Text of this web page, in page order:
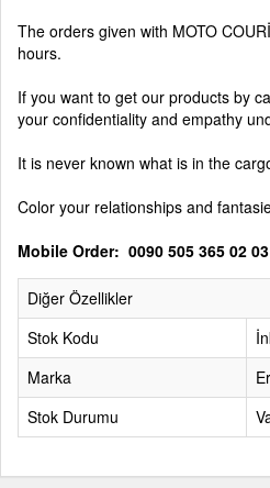
The orders given with MOTO
hours.
If you want to get our products by
your confidentiality and empathy
It is never known what is in the
Color your relationships and
Mobile Order: 0090 505 365 02 03
Diğer Özellikler
Stok Kodu
Marka
Stok Durumu